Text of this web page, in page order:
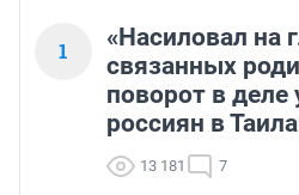
1
«Насиловал на
связанных
поворот в деле
россиян в
13 181 7